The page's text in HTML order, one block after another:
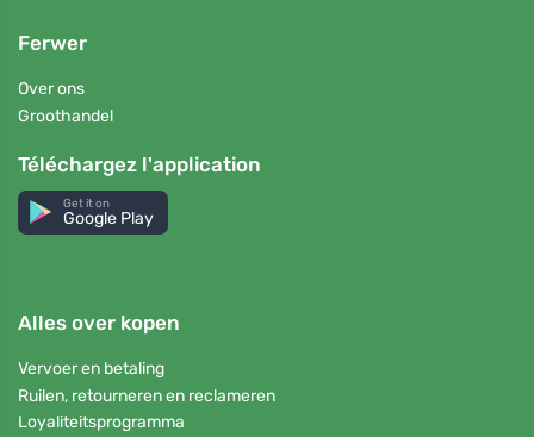
Ferwer
Over ons
Groothandel
Téléchargez l'application
Get it on
Google Play
Alles over kopen
Vervoer en betaling
Ruilen, retourneren en reclameren
Loyaliteitsprogramma